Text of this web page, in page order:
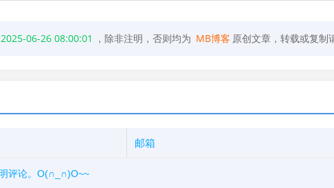
2025-06-26 08:00:01 ，除非注明，否则均为 MB博客 原创文章，转载或复制